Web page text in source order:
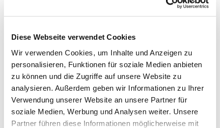
Diese Webseite verwendet Cookies
Wir verwenden Cookies, um Inhalte und Anzeigen zu
personalisieren, Funktionen für soziale Medien anbieten
zu können und die Zugriffe auf unsere Website zu
analysieren. Außerdem geben wir Informationen zu Ihrer
Verwendung unserer Website an unsere Partner für
soziale Medien, Werbung und Analysen weiter. Unsere
Partner führen diese Informationen möglicherweise mit
Das Ukulelenensemble für Jugendliche ab 12 Jahren.
bereiten erste Auftritte und Konzerte vor.
Voraussetzung: Teilnahme an einem Ukulelencrashkurs
Das Angebot ist kostenlos und offen für alle Jugendlichen
ab 12 Jahren - unabhängig von Konfession, Herkunft
oder Geschlecht